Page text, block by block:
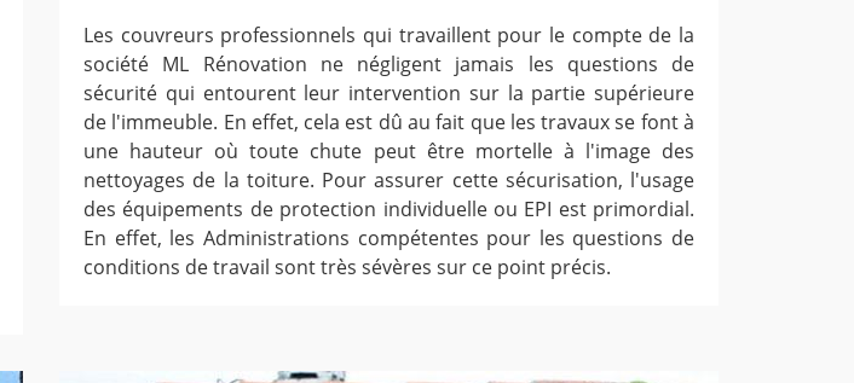
Les couvreurs professionnels qui travaillent pour le compte de la
société ML Rénovation ne négligent jamais les questions de
sécurité qui entourent leur intervention sur la partie supérieure
de l'immeuble. En effet, cela est dû au fait que les travaux se font à
une hauteur où toute chute peut être mortelle à l'image des
nettoyages de la toiture. Pour assurer cette sécurisation, l'usage
des équipements de protection individuelle ou EPI est primordial.
En effet, les Administrations compétentes pour les questions de
conditions de travail sont très sévères sur ce point précis.